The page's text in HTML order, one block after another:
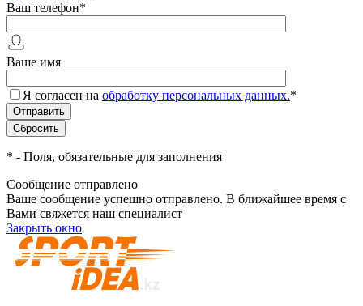
Ваш телефон*
Ваше имя
Я согласен на обработку персональных данных.*
* - Поля, обязательные для заполнения
Сообщение отправлено
Ваше сообщение успешно отправлено. В ближайшее время с
Вами свяжется наш специалист
Закрыть окно